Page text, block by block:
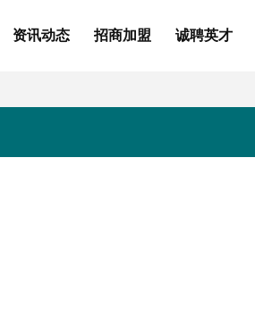
资讯动态 招商加盟 诚聘英才